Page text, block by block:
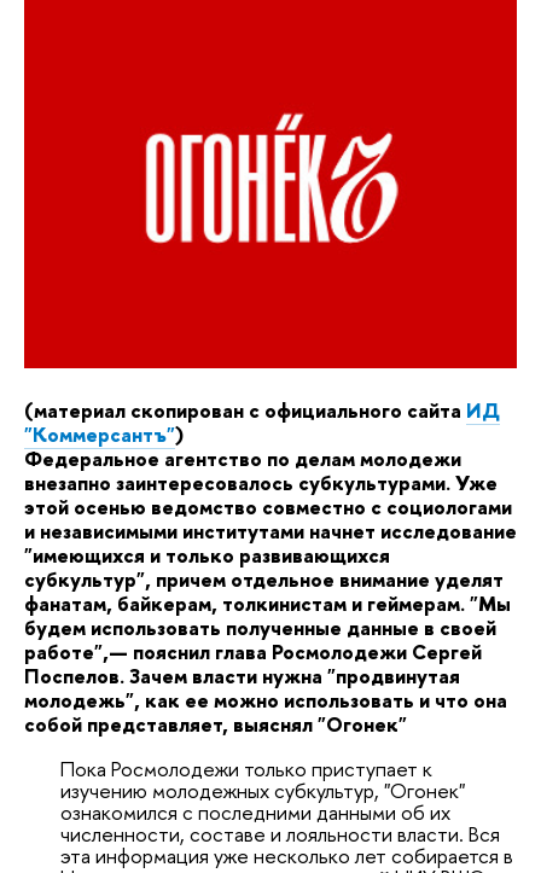
(материал скопирован с официального сайта ИД
"Коммерсантъ")
Федеральное агентство по делам молодежи
внезапно заинтересовалось субкультурами. Уже
этой осенью ведомство совместно с социологами
и независимыми институтами начнет исследование
"имеющихся и только развивающихся
субкультур", причем отдельное внимание уделят
фанатам, байкерам, толкинистам и геймерам. "Мы
будем использовать полученные данные в своей
работе",— пояснил глава Росмолодежи Сергей
Поспелов. Зачем власти нужна "продвинутая
молодежь", как ее можно использовать и что она
собой представляет, выяснял "Огонек"
Пока Росмолодежи только приступает к
изучению молодежных субкультур, "Огонек"
ознакомился с последними данными об их
численности, составе и лояльности власти. Вся
эта информация уже несколько лет собирается в